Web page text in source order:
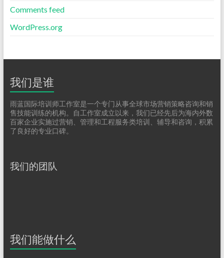
Comments feed
WordPress.org
我们是谁
雨蓝国际培训师工作室是一个专门从事全球市场营销策略咨询和销
售技能训练的机构。自工作室成立以来，我们已经先后为海内外数
百家企业实施过营销、管理和工程服务类培训、辅导和咨询，积累
了良好的专业口碑。
我们的团队
我们能做什么